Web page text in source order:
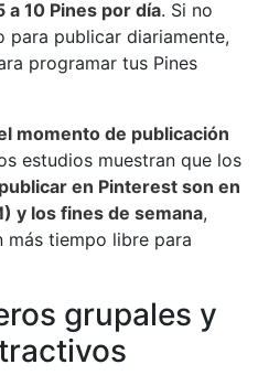
a 10 Pines por día. Si no
para publicar diariamente,
programar tus Pines
momento de publicación
estudios muestran que los
en Pinterest son en
y los fines de semana,
más tiempo libre para
grupales y